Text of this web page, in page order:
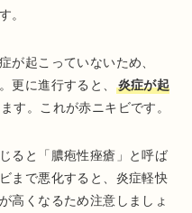
。
が起こっていないため、
更に進行すると、
炎症が起
す。これが赤ニキビです。
ると「膿疱性痤瘡」と呼ば
まで悪化すると、炎症軽快
高くなるため注意しましょ